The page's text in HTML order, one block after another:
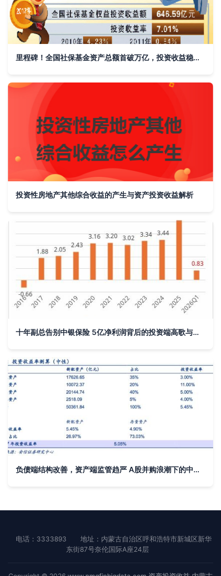
里程碑！全国社保基金资产总额首破万亿，投资收益稳健增长
投资性房地产其他综合收益的产生与资产投资收益解析
十年副总告别中银保险 5亿净利润背后的投资端高歌与承保端分化
负债端结构改善，资产端监管趋严 A股并购浪潮下的中长期资产配置慎思
电话：3333893
地址：内蒙古自治区呼和浩特市新城区新华
东街87号奈伦国际A座24层